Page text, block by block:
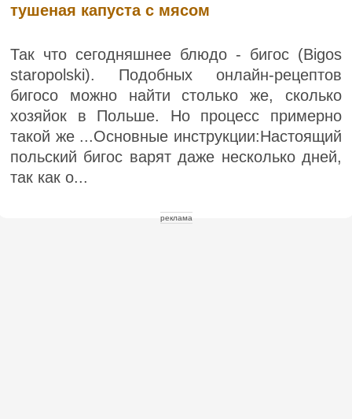
тушеная капуста с мясом
Так что сегодняшнее блюдо - бигос (Bigos
staropolski). Подобных онлайн-рецептов
бигосо можно найти столько же, сколько
хозяйок в Польше. Но процесс примерно
такой же ...Основные инструкции:Настоящий
польский бигос варят даже несколько дней,
так как о...
реклама